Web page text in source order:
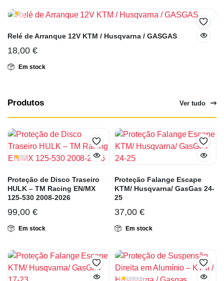
Relé de Arranque 12V KTM / Husqvarna / GASGAS
18,00 €
Em stock
Produtos Ver tudo
Proteção de Disco Traseiro
HULK – TM Racing EN/MX
125-530 2008-2026
99,00 €
Em stock
Proteção Falange Escape
KTM/ Husqvarna/ GasGas 24-
25
37,00 €
Em stock